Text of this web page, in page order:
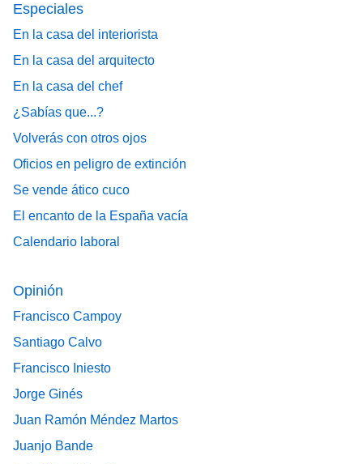
Especiales
En la casa del interiorista
En la casa del arquitecto
En la casa del chef
¿Sabías que...?
Volverás con otros ojos
Oficios en peligro de extinción
Se vende ático cuco
El encanto de la España vacía
Calendario laboral
Opinión
Francisco Campoy
Santiago Calvo
Francisco Iniesto
Jorge Ginés
Juan Ramón Méndez Martos
Juanjo Bande